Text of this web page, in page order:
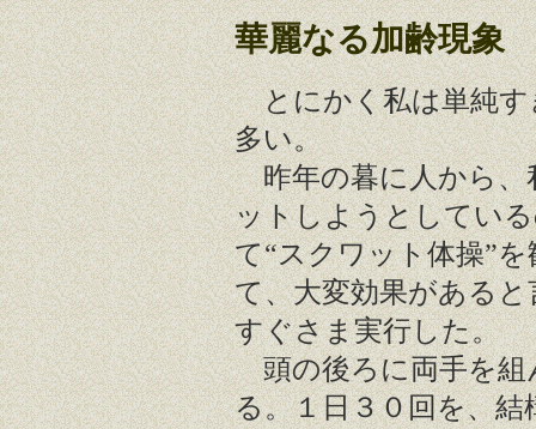
華麗なる加齢現象
とにかく私は単純す
多い。
昨年の暮に人から、
ットしようとしてい
て“スクワット体操”
て、大変効果がある
すぐさま実行した。
頭の後ろに両手を組
る。１日３０回を、